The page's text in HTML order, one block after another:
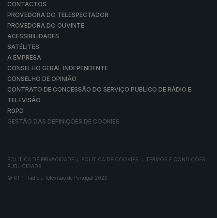
CONTACTOS
PROVEDORA DO TELESPECTADOR
PROVEDORA DO OUVINTE
ACESSIBILIDADES
SATÉLITES
A EMPRESA
CONSELHO GERAL INDEPENDENTE
CONSELHO DE OPINIÃO
CONTRATO DE CONCESSÃO DO SERVIÇO PÚBLICO DE RÁDIO E
TELEVISÃO
RGPD
GESTÃO DAS DEFINIÇÕES DE COOKIES
POLÍTICA DE PRIVACIDADE POLÍTICA DE COOKIES TERMOS E CONDIÇÕES
PUBLICIDADE
© RTP, Rádio e Televisão de Portugal 2026